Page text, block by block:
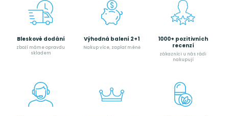
Bleskové dodání
zboží máme opravdu
skladem
Výhodná balení 2+1
Nakup více, zaplať méně
1000+ pozitivních
recenzí
zákazníci u nás rádi
nakupují